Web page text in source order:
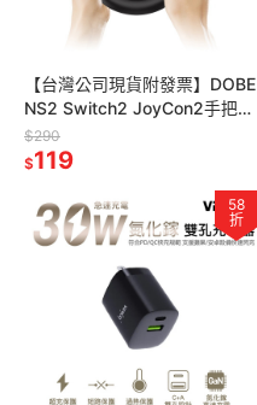
【台灣公司現貨附發票】DOBE
NS2 Switch2 JoyCon2手把專
用 方向盤 2入組 (TNS-3196)
$290
$119
58
折